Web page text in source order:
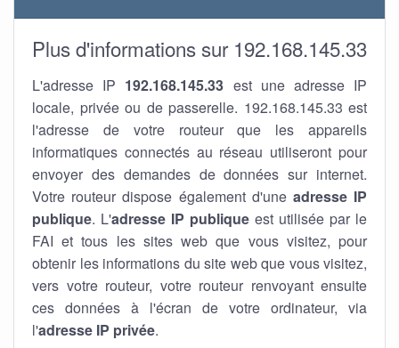
Plus d'informations sur 192.168.145.33
L'adresse IP 192.168.145.33 est une adresse IP
locale, privée ou de passerelle. 192.168.145.33 est
l'adresse de votre routeur que les appareils
informatiques connectés au réseau utiliseront pour
envoyer des demandes de données sur internet.
Votre routeur dispose également d'une adresse IP
publique. L'adresse IP publique est utilisée par le
FAI et tous les sites web que vous visitez, pour
obtenir les informations du site web que vous visitez,
vers votre routeur, votre routeur renvoyant ensuite
ces données à l'écran de votre ordinateur, via
l'adresse IP privée.